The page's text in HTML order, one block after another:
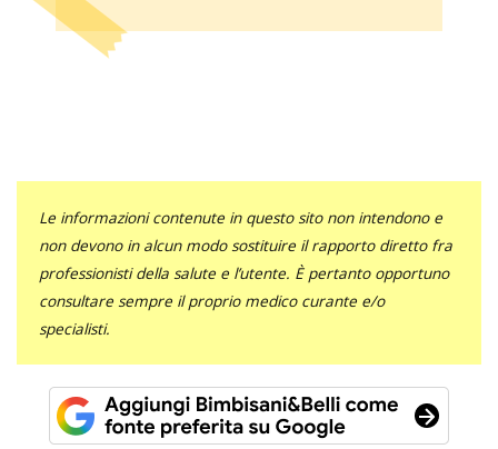
Le informazioni contenute in questo sito non intendono e
non devono in alcun modo sostituire il rapporto diretto fra
professionisti della salute e l’utente. È pertanto opportuno
consultare sempre il proprio medico curante e/o
specialisti.